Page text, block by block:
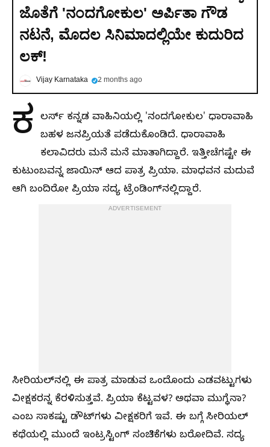
ಜೊತೆಗೆ 'ನಂದಗೋಕುಲ' ಅರ್ಪಿತಾ ಗೌಡ
ನಟನೆ, ಮೊದಲ ಸಿನಿಮಾದಲ್ಲಿಯೇ ಕುದುರಿದ
ಲಕ್‌!
Vijay Karnataka 2 months ago
ಕ ಲರ್ಸ್‌ ಕನ್ನಡ ವಾಹಿನಿಯಲ್ಲಿ 'ನಂದಗೋಕುಲ' ಧಾರಾವಾಹಿ
ಬಹಳ ಜನಪ್ರಿಯತೆ ಪಡೆದುಕೊಂಡಿದೆ. ಧಾರಾವಾಹಿ
ಕಲಾವಿದರು ಮನೆ ಮನೆ ಮಾತಾಗಿದ್ದಾರೆ. ಇತ್ತೀಚೆಗಷ್ಟೇ ಈ
ಕುಟುಂಬವನ್ನ ಜಾಯಿನ್‌ ಆದ ಪಾತ್ರ ಪ್ರಿಯಾ. ಮಾಧವನ ಮದುವೆ
ಆಗಿ ಬಂದಿರೋ ಪ್ರಿಯಾ ಸದ್ಯ ಟ್ರೆಂಡಿಂಗ್‌ನಲ್ಲಿದ್ದಾರೆ.
ADVERTISEMENT
ಸೀರಿಯಲ್‌ನಲ್ಲಿ ಈ ಪಾತ್ರ ಮಾಡುವ ಒಂದೊಂದು ಎಡವಟ್ಟುಗಳು
ವೀಕ್ಷಕರನ್ನ ಕೆರಳಿಸುತ್ತವೆ. ಪ್ರಿಯಾ ಕೆಟ್ಟವಳ? ಅಥವಾ ಮುಗ್ಧೆನಾ?
ಎಂಬ ಸಾಕಷ್ಟು ಡೌಟ್‌ಗಳು ವೀಕ್ಷಕರಿಗೆ ಇವೆ. ಈ ಬಗ್ಗೆ ಸೀರಿಯಲ್‌
ಕಥೆಯಲ್ಲಿ ಮುಂದೆ ಇಂಟ್ರಸ್ಟಿಂಗ್‌ ಸಂಚಿಕೆಗಳು ಬರೋದಿವೆ. ಸದ್ಯ